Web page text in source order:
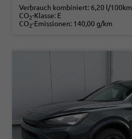
Verbrauch kombiniert: 6,20 l/100km
CO2-Klasse: E
CO2-Emissionen: 140,00 g/km